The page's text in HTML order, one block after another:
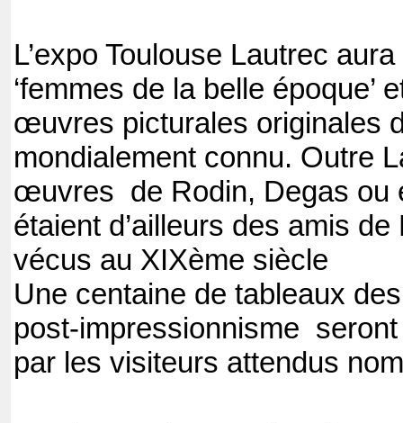
L’expo Toulouse Lautrec
‘femmes de la belle époque’
œuvres picturales originales
mondialement connu. Outre
œuvres de Rodin, Degas ou
étaient d’ailleurs des amis
vécus au XIXème siècle
Une centaine de tableaux
post-impressionnisme
par les visiteurs attendus